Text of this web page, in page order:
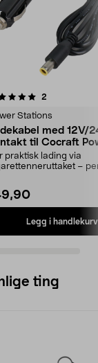
2
Stations
med 12V/
til Cocraft
1,2 m
praktisk lading via
–
Legg i handlekurv
4.0 av 5 stjerner
ting